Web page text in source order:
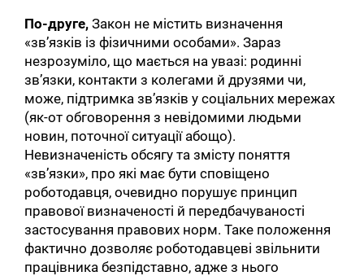
По-друге, Закон не містить визначення
«зв’язків із фізичними особами». Зараз
незрозуміло, що мається на увазі: родинні
зв’язки, контакти з колегами й друзями чи,
може, підтримка зв’язків у соціальних мережах
(як-от обговорення з невідомими людьми
новин, поточної ситуації абощо).
Невизначеність обсягу та змісту поняття
«зв’язки», про які має бути сповіщено
роботодавця, очевидно порушує принцип
правової визначеності й передбачуваності
застосування правових норм. Таке положення
фактично дозволяє роботодавцеві звільнити
працівника безпідставно, адже з нього